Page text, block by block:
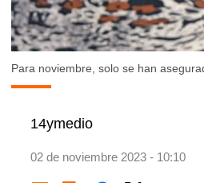
Para noviembre, solo se han
14ymedio
02 de noviembre 2023 - 10:10